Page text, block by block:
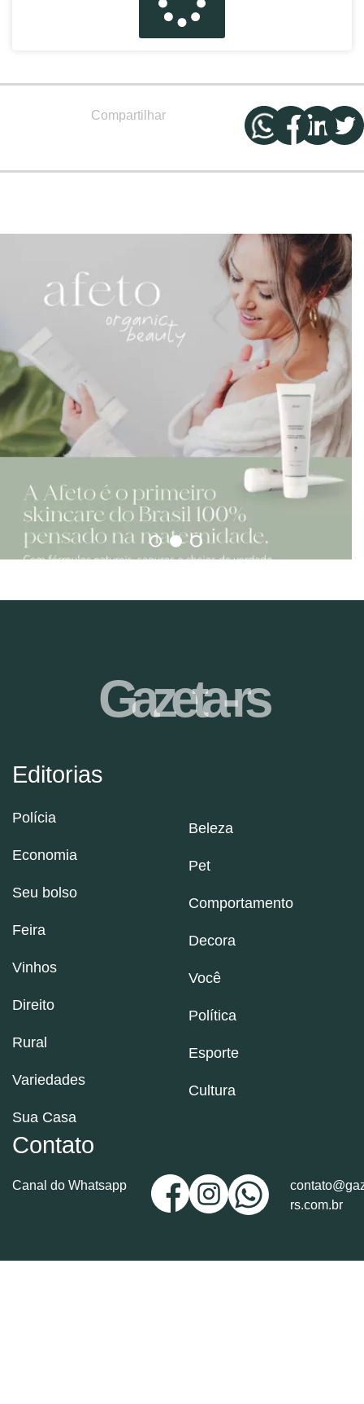
Compartilhar
Editorias
Polícia
Economia
Seu bolso
Feira
Vinhos
Direito
Rural
Variedades
Sua Casa
Beleza
Pet
Comportamento
Decora
Você
Política
Esporte
Cultura
Contato
Canal do Whatsapp
rs.com.br
Gazeta-rs